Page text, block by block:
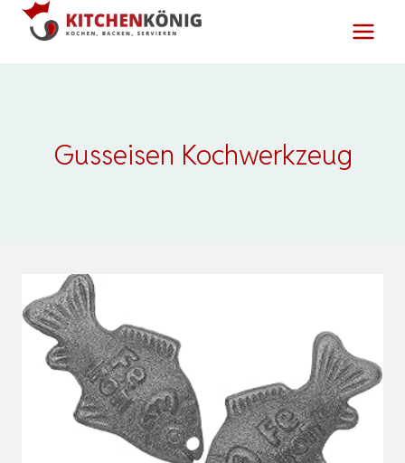
Zum
Inhalt
Gusseisen Kochwerkzeug